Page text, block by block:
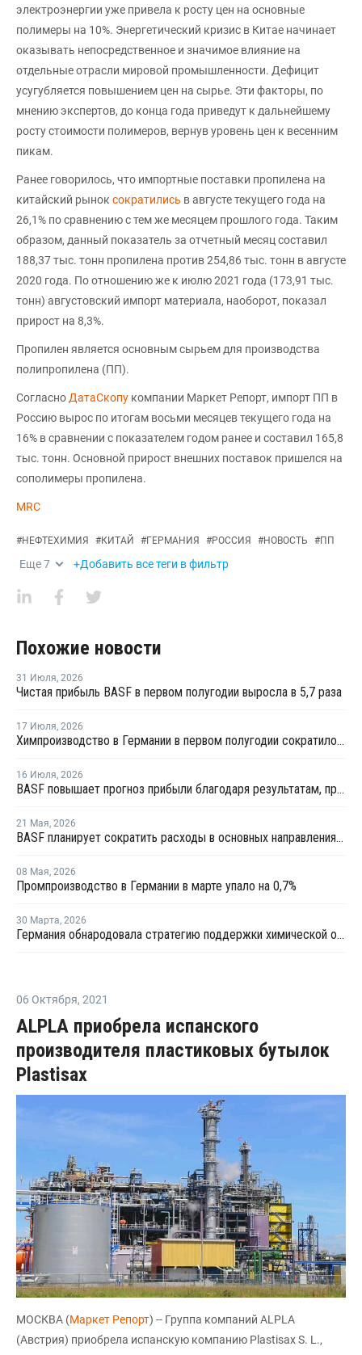
электроэнергии уже привела к росту цен на основные
полимеры на 10%. Энергетический кризис в Китае начинает
оказывать непосредственное и значимое влияние на
отдельные отрасли мировой промышленности. Дефицит
усугубляется повышением цен на сырье. Эти факторы, по
мнению экспертов, до конца года приведут к дальнейшему
росту стоимости полимеров, вернув уровень цен к весенним
пикам.
Ранее говорилось, что импортные поставки пропилена на
китайский рынок сократились в августе текущего года на
26,1% по сравнению с тем же месяцем прошлого года. Таким
образом, данный показатель за отчетный месяц составил
188,37 тыс. тонн пропилена против 254,86 тыс. тонн в августе
2020 года. По отношению же к июлю 2021 года (173,91 тыс.
тонн) августовский импорт материала, наоборот, показал
прирост на 8,3%.
Пропилен является основным сырьем для производства
полипропилена (ПП).
Согласно ДатаСкопу компании Маркет Репорт, импорт ПП в
Россию вырос по итогам восьми месяцев текущего года на
16% в сравнении с показателем годом ранее и составил 165,8
тыс. тонн. Основной прирост внешних поставок пришелся на
сополимеры пропилена.
MRC
#НЕФТЕХИМИЯ #КИТАЙ #ГЕРМАНИЯ #РОССИЯ #НОВОСТЬ #ПП
Еще7 +Добавить все теги в фильтр
Похожие новости
31 Июля, 2026
Чистая прибыль BASF в первом полугодии выросла в 5,7 раза
17 Июля, 2026
Химпроизводство в Германии в первом полугодии сократилось на 3%
16 Июля, 2026
BASF повышает прогноз прибыли благодаря результатам, превзошедшим ожидания
21 Мая, 2026
BASF планирует сократить расходы в основных направлениях деятельности на 20% к 2029 году
08 Мая, 2026
Промпроизводство в Германии в марте упало на 0,7%
30 Марта, 2026
Германия обнародовала стратегию поддержки химической отрасли страны
06 Октября, 2021
ALPLA приобрела испанского
производителя пластиковых бутылок
Plastisax
МОСКВА (Маркет Репорт) -- Группа компаний ALPLA
(Австрия) приобрела испанскую компанию Plastisax S. L.,